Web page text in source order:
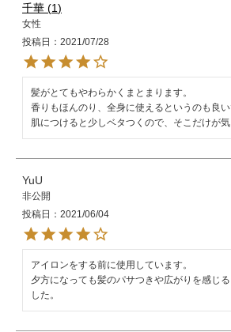
千華 1
女性
投稿日
2021/07/28
髪がとてもやわらかくまとまります。
香りもほんのり、全身に使えるというのも良い
肌につけると少しベタつくので、そこだけが気
YuU
非公開
投稿日
2021/06/04
アイロンをする前に使用しています。
夕方になっても髪のパサつきや広がりを感じ
した。